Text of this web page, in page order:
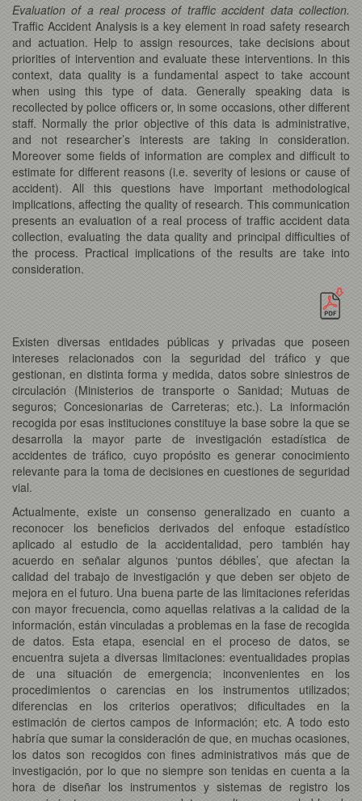
Evaluation of a real process of traffic accident data collection.
Traffic Accident Analysis is a key element in road safety research
and actuation. Help to assign resources, take decisions about
priorities of intervention and evaluate these interventions. In this
context, data quality is a fundamental aspect to take account
when using this type of data. Generally speaking data is
recollected by police officers or, in some occasions, other different
staff. Normally the prior objective of this data is administrative,
and not researcher’s interests are taking in consideration.
Moreover some fields of information are complex and difficult to
estimate for different reasons (i.e. severity of lesions or cause of
accident). All this questions have important methodological
implications, affecting the quality of research. This communication
presents an evaluation of a real process of traffic accident data
collection, evaluating the data quality and principal difficulties of
the process. Practical implications of the results are take into
consideration.
Existen diversas entidades públicas y privadas que poseen
intereses relacionados con la seguridad del tráfico y que
gestionan, en distinta forma y medida, datos sobre siniestros de
circulación (Ministerios de transporte o Sanidad; Mutuas de
seguros; Concesionarias de Carreteras; etc.). La información
recogida por esas instituciones constituye la base sobre la que se
desarrolla la mayor parte de investigación estadística de
accidentes de tráfico, cuyo propósito es generar conocimiento
relevante para la toma de decisiones en cuestiones de seguridad
vial.
Actualmente, existe un consenso generalizado en cuanto a
reconocer los beneficios derivados del enfoque estadístico
aplicado al estudio de la accidentalidad, pero también hay
acuerdo en señalar algunos ‘puntos débiles’, que afectan la
calidad del trabajo de investigación y que deben ser objeto de
mejora en el futuro. Una buena parte de las limitaciones referidas
con mayor frecuencia, como aquellas relativas a la calidad de la
información, están vinculadas a problemas en la fase de recogida
de datos. Esta etapa, esencial en el proceso de datos, se
encuentra sujeta a diversas limitaciones: eventualidades propias
de una situación de emergencia; inconvenientes en los
procedimientos o carencias en los instrumentos utilizados;
diferencias en los criterios operativos; dificultades en la
estimación de ciertos campos de información; etc. A todo esto
habría que sumar la consideración de que, en muchas ocasiones,
los datos son recogidos con fines administrativos más que de
investigación, por lo que no siempre son tenidas en cuenta a la
hora de diseñar los instrumentos y sistemas de registro los